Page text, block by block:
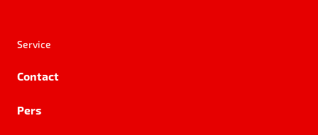
Service
Contact
Pers